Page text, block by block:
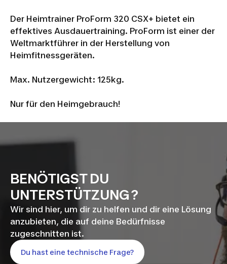
Der Heimtrainer ProForm 320 CSX+ bietet ein
effektives Ausdauertraining. ProForm ist einer der
Weltmarktführer in der Herstellung von
Heimfitnessgeräten.
Max. Nutzergewicht: 125kg.
Nur für den Heimgebrauch!
BENÖTIGST DU
UNTERSTÜTZUNG ?
Wir sind hier, um dir zu helfen und dir eine Lösung
anzubieten, die auf deine Bedürfnisse
zugeschnitten ist.
Du hast eine technische Frage?